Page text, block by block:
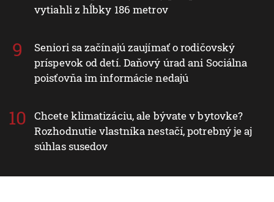
vytiahli z hĺbky 186 metrov
Seniori sa začínajú zaujímať o rodičovský
príspevok od detí. Daňový úrad ani Sociálna
poisťovňa im informácie nedajú
Chcete klimatizáciu, ale bývate v bytovke?
Rozhodnutie vlastníka nestačí, potrebný je aj
súhlas susedov